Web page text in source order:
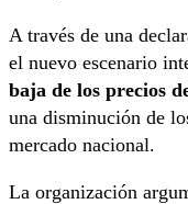
A través de una
el nuevo escenario
baja de los precios
una disminución de
mercado nacional.
La organización